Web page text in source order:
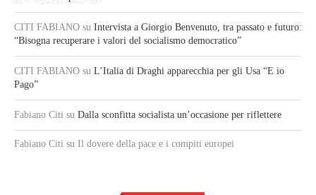
CITI FABIANO su Intervista a Giorgio Benvenuto, tra passato e futuro:
“Bisogna recuperare i valori del socialismo democratico”
CITI FABIANO su L’Italia di Draghi apparecchia per gli Usa “E io
Pago”
Fabiano Citi su Dalla sconfitta socialista un’occasione per riflettere
Fabiano Citi su Il dovere della pace e i compiti europei